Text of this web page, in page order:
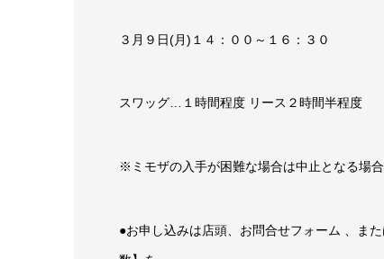
３月９日(月)１４：００～１６：３０
スワッグ…１時間程度 リース２時間半程度
※ミモザの入手が困難な場合は中止となる場
●お申し込みは店頭、お問合せフォーム 、